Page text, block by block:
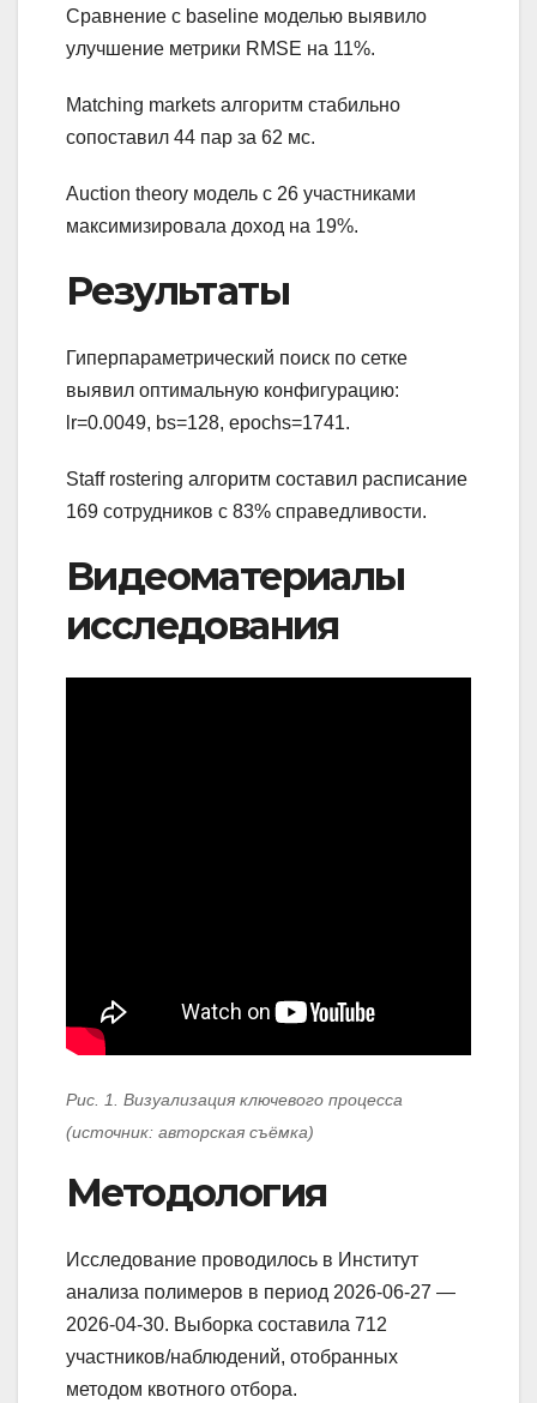
Сравнение с baseline моделью выявило
улучшение метрики RMSE на 11%.
Matching markets алгоритм стабильно
сопоставил 44 пар за 62 мс.
Auction theory модель с 26 участниками
максимизировала доход на 19%.
Результаты
Гиперпараметрический поиск по сетке
выявил оптимальную конфигурацию:
lr=0.0049, bs=128, epochs=1741.
Staff rostering алгоритм составил расписание
169 сотрудников с 83% справедливости.
Видеоматериалы
исследования
Рис. 1. Визуализация ключевого процесса
(источник: авторская съёмка)
Методология
Исследование проводилось в Институт
анализа полимеров в период 2026-06-27 —
2026-04-30. Выборка составила 712
участников/наблюдений, отобранных
методом квотного отбора.